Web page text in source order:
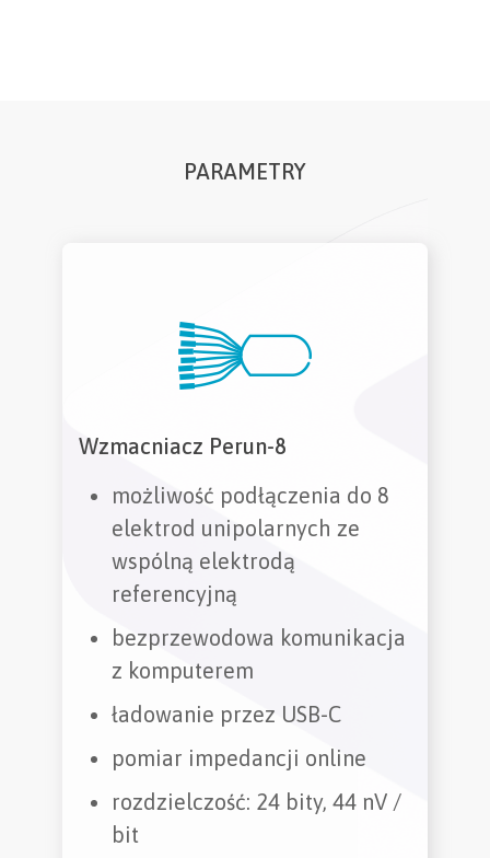
PARAMETRY
Wzmacniacz Perun-8
możliwość podłączenia do 8
elektrod unipolarnych ze
wspólną elektrodą
referencyjną
bezprzewodowa komunikacja
z komputerem
ładowanie przez USB-C
pomiar impedancji online
rozdzielczość: 24 bity, 44 nV /
bit